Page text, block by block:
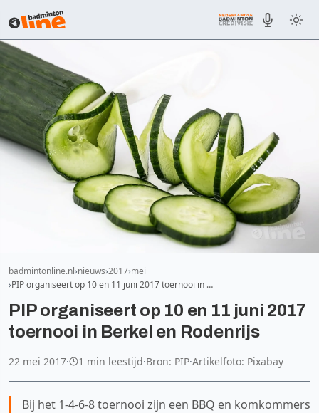
badmintonline.nl nieuws 2017 mei
PIP organiseert op 10 en 11 juni 2017 toernooi in …
PIP organiseert op 10 en 11 juni 2017
toernooi in Berkel en Rodenrijs
22 mei 2017· 1 min leestijd·Bron: PIP·Artikelfoto: Pixabay
Bij het 1-4-6-8 toernooi zijn een BBQ en komkommers